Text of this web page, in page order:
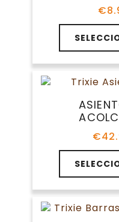
pueden
elegir
la
página
de
producto
€
Este
producto
tiene
múltiples
variantes.
opciones
pueden
elegir
la
página
de
producto
€
Este
producto
tiene
múltiples
variantes.